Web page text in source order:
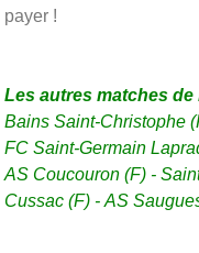
payer !
Les autres matches de
Bains Saint-Christophe
FC Saint-Germain
AS Coucouron (F) -
Cussac (F) - AS